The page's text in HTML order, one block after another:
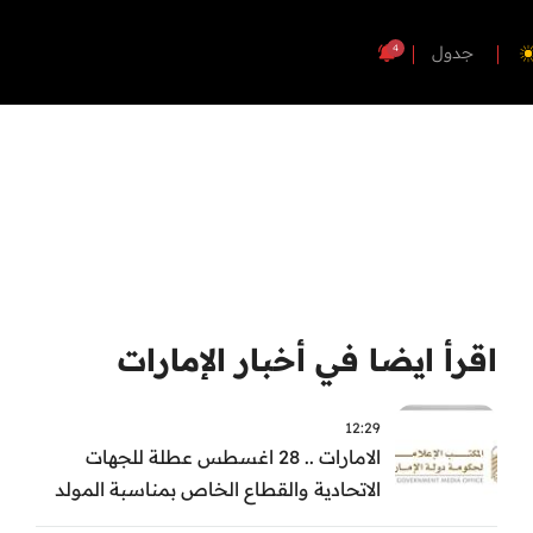
جدول 4
اقرأ ايضا في أخبار الإمارات
12:29
الامارات .. 28 اغسطس عطلة للجهات
الاتحادية والقطاع الخاص بمناسبة المولد
النبوي